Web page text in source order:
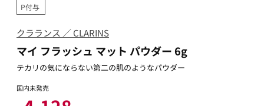
P付与
クラランス ／ CLARINS
マイ フラッシュ マット パウダー 6g
テカリの気にならない第二の肌のようなパウダー
国内未発売